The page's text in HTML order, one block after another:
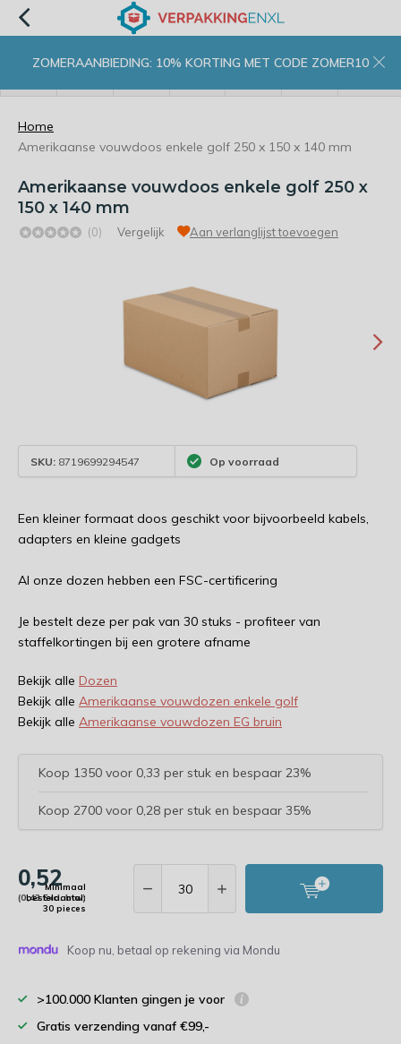
ZOMERAANBIEDING: 10% KORTING MET CODE ZOMER10
Home
Amerikaanse vouwdoos enkele golf 250 x 150 x 140 mm
Amerikaanse vouwdoos enkele golf 250 x
150 x 140 mm
(0) Vergelijk Aan verlanglijst toevoegen
SKU: 8719699294547 Op voorraad
Een kleiner formaat doos geschikt voor bijvoorbeeld kabels,
adapters en kleine gadgets
Al onze dozen hebben een FSC-certificering
Je bestelt deze per pak van 30 stuks - profiteer van
staffelkortingen bij een grotere afname
Bekijk alle Dozen
Bekijk alle Amerikaanse vouwdozen enkele golf
Bekijk alle Amerikaanse vouwdozen EG bruin
Koop 1350 voor 0,33 per stuk en bespaar 23%
Koop 2700 voor 0,28 per stuk en bespaar 35%
0,52
(0,43 Excl. btw)
Minimaal
bestelaantal:
30 pieces
Koop nu, betaal op rekening via Mondu
>100.000 Klanten gingen je voor
Gratis verzending vanaf €99,-